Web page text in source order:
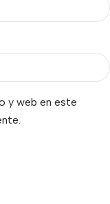
y web en este